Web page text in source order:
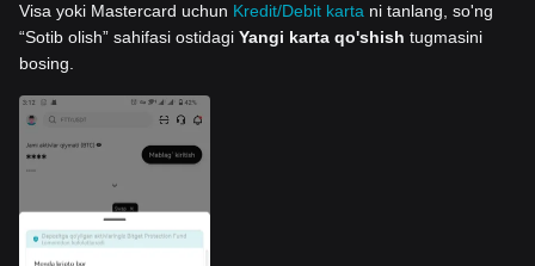
Visa yoki Mastercard uchun Kredit/Debit karta ni tanlang, so'ng
“Sotib olish” sahifasi ostidagi Yangi karta qo'shish tugmasini
bosing.